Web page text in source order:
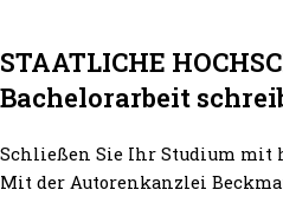
STAATLICHE
Bachelorarbeit
Schließen Sie Ihr Studium mit
Mit der Autorenkanzlei